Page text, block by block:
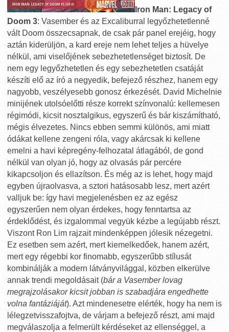
Iron Man: Legacy of
Doom 3: Vasember és az Excaliburral legyőzhetetlenné
vált Doom összecsapnak, de csak pár panel erejéig, hogy
aztán kiderüljön, a kard ereje nem lehet teljes a hüvelye
nélkül, ami viselőjének sebezhetetlenséget biztosít. De
nem egy legyőzhetetlen és egy sebezhetetlen csatáját
készíti elő az író a negyedik, befejező részhez, hanem egy
nagyobb, veszélyesebb gonosz érkezését. David Michelnie
minijének utolsóelőtti része korrekt színvonalú: kellemesen
régimódi, kicsit nosztalgikus, egyszerű és bár kiszámítható,
mégis élvezetes. Nincs ebben semmi különös, ami miatt
ódákat kellene zengeni róla, vagy akárcsak ki kellene
emelni a havi képregény-felhozatal átlagából, de gond
nélkül van olyan jó, hogy az olvasás pár percére
kikapcsoljon és ellazítson. És még az is lehet, hogy majd
egyben újraolvasva, a sztori hatásosabb lesz, mert azért
valljuk be: így havi megjelenésben ez az egész
egyszerűen nem olyan érdekes, hogy fenntartsa az
érdeklődést, és izgalommal vegyük kézbe a legújabb részt.
Viszont Ron Lim rajzait mindenképpen jólesik nézegetni.
Ez esetben sem azért, mert kiemelkedőek, hanem azért,
mert egy régebbi kor finomabb, egyszerűbb stílusát
kombinálják a modern látványvilággal, közben elkerülve
annak trendi megoldásait (bár a Vasember lovag
megrajzolásakor kicsit jobban is szabadjára engedhette
volna fantáziáját). Azt mindenesetre elérték, hogy ha nem is
lélegzetvisszafojtva, de várjam a befejező részt, ami majd
megválaszolja a felmerült kérdéseket az ellenséggel, a